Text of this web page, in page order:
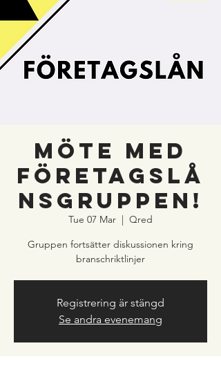
Möte med
företagslå
nsgruppen!
Tue 07 Mar
  |
Qred
Gruppen fortsätter diskussionen kring
branschriktlinjer
Registrering är stängd
Se andra evenemang